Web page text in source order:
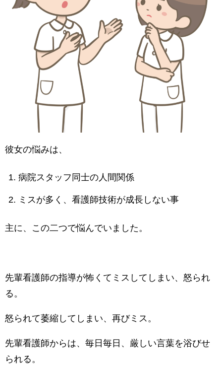
彼女の悩みは、
病院スタッフ同士の人間関係
ミスが多く、看護師技術が成長しない事
主に、この二つで悩んでいました。
先輩看護師の指導が怖くてミスしてしまい、怒られ
る。
怒られて萎縮してしまい、再びミス。
先輩看護師からは、毎日毎日、厳しい言葉を浴びせ
られる。